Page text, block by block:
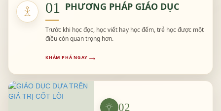
01 PHƯƠNG PHÁP GIÁO DỤC
Trước khi học đọc, học viết hay học đếm, trẻ học được một
điều còn quan trọng hơn.
KHÁM PHÁ NGAY →
02